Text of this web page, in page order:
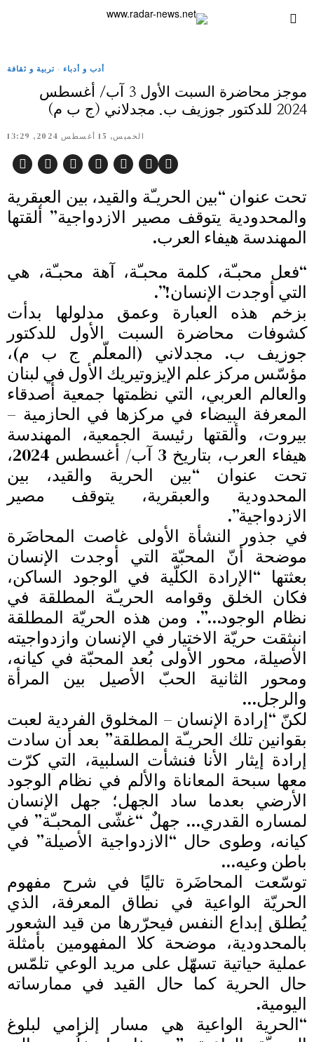
أدب و أدباء · تربية و ثقافة
موجز محاضرة السبت الأول 3 آب/ أغسطس
2024 للدكتور جوزيف ب. مجدلاني (ج ب م)
الخميس, 15 أغسطس 2024, 13:29
تحت عنوان “بين الحريـّة والقيد، بين العبقرية
والمحدودية يتوقف مصير الازدواجية” ألقتها
المهندسة هيفاء العرب.
“فعل محبـّة، كلمة محبـّة، آهة محبـّة، هي
التي أوجدت الإنسان!”.
بزخم هذه العبارة وعمق مدلولها بدأت
كشوفات محاضرة السبت الأول للدكتور
جوزيف ب. مجدلاني (المعلّم ج ب م)،
مؤسّس مركز علم الإيزوتيريك الأول في لبنان
والعالم العربي، التي نظمتها جمعية أصدقاء
المعرفة البيضاء في مركزها في الحازمية –
بيروت، وألقتها رئيسة الجمعية، المهندسة
هيفاء العرب، بتاريخ 3 آب/ أغسطس 2024،
تحت عنوان “بين الحرية والقيد، بين
المحدودية والعبقرية، يتوقف مصير
الازدواجية”.
في جذور النشأة الأولى غاصت المحاضَرة
موضحة أنّ المحبّة التي أوجدت الإنسان
بعثتها “الإرادة الكلّية في الوجود الساكن،
فكان الخلق وقوامه الحريـّة المطلقة في
نظام الوجود…”. ومن هذه الحريّة المطلقة
انبثقت حريّة الاختيار في الإنسان وازدواجيته
الأصيلة، محور الأولى بُعد المحبّة في كيانه،
ومحور الثانية الحبّ الأصيل بين المرأة
والرجل…
لكنّ “إرادة الإنسان – المخلوق الفردية لعبت
بقوانين تلك الحريـّة المطلقة” بعد أن سادت
إرادة إيثار الأنا فنشأت السلبية، التي كرّت
معها سبحة المعاناة والألم في نظام الوجود
الأرضي بعدما ساد الجهل؛ جهل الإنسان
لمساره القدري… جهلٌ “غشّى المحبـّة” في
كيانه، وطوى حال “الازدواجية الأصيلة” في
باطن وعيه…
توسّعت المحاضَرة تاليًا في شرح مفهوم
الحريّة الواعية في نطاق المعرفة، الذي
يُطلق إبداع النفس فيحرّرها من قيد الشعور
بالمحدودية، موضحة كلا المفهومين بأمثلة
عملية حياتية تسهّل على مريد الوعي تلمّس
حال الحرية كما حال القيد في ممارساته
اليومية.
“الحرية الواعية هي مسار إلزامي لبلوغ